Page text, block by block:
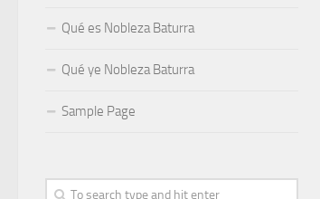
Qué es Nobleza Baturra
Qué ye Nobleza Baturra
Sample Page